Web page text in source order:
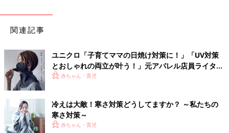
取り付けも簡単！ダイソーのオーニングで日除け対
策
関連記事
ユニクロ「子育てママの日焼け対策に！」「UV対策
とおしゃれの両立が叶う！」元アパレル店員ライター
おすすめ★小物アイテム5選
赤ちゃん・育児
冷えは大敵！寒さ対策どうしてますか？ ～私たちの
寒さ対策～
赤ちゃん・育児